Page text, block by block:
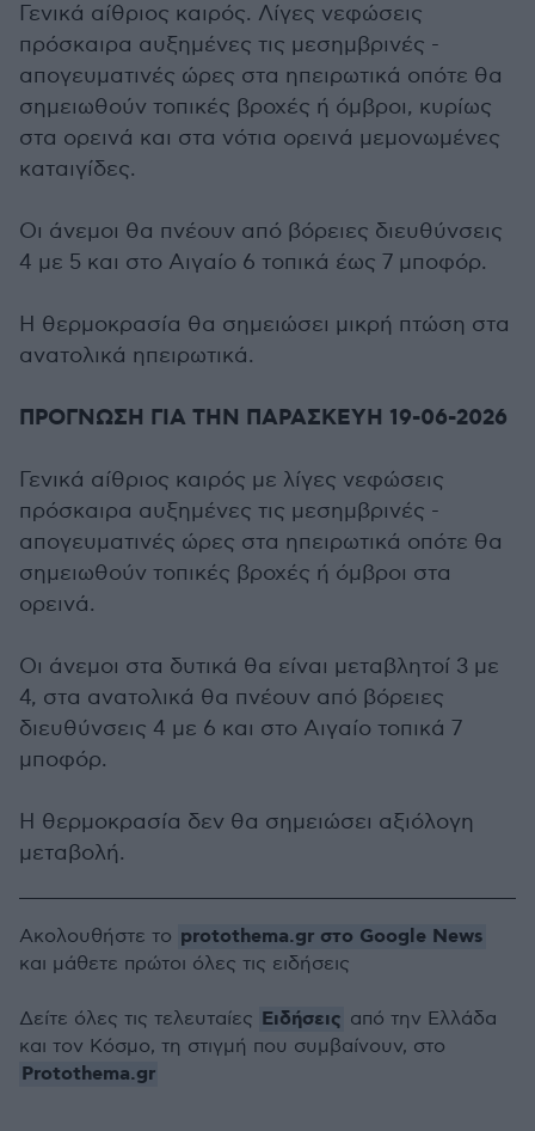
Γενικά αίθριος καιρός. Λίγες νεφώσεις
πρόσκαιρα αυξημένες τις μεσημβρινές -
απογευματινές ώρες στα ηπειρωτικά οπότε θα
σημειωθούν τοπικές βροχές ή όμβροι, κυρίως
στα ορεινά και στα νότια ορεινά μεμονωμένες
καταιγίδες.
Οι άνεμοι θα πνέουν από βόρειες διευθύνσεις
4 με 5 και στο Αιγαίο 6 τοπικά έως 7 μποφόρ.
Η θερμοκρασία θα σημειώσει μικρή πτώση στα
ανατολικά ηπειρωτικά.
ΠΡΟΓΝΩΣΗ ΓΙΑ ΤΗΝ ΠΑΡΑΣΚΕΥΗ 19-06-2026
Γενικά αίθριος καιρός με λίγες νεφώσεις
πρόσκαιρα αυξημένες τις μεσημβρινές -
απογευματινές ώρες στα ηπειρωτικά οπότε θα
σημειωθούν τοπικές βροχές ή όμβροι στα
ορεινά.
Οι άνεμοι στα δυτικά θα είναι μεταβλητοί 3 με
4, στα ανατολικά θα πνέουν από βόρειες
διευθύνσεις 4 με 6 και στο Αιγαίο τοπικά 7
μποφόρ.
Η θερμοκρασία δεν θα σημειώσει αξιόλογη
μεταβολή.
Ακολουθήστε το protothema.gr στο Google News
και μάθετε πρώτοι όλες τις ειδήσεις
Δείτε όλες τις τελευταίες Ειδήσεις από την Ελλάδα
και τον Κόσμο, τη στιγμή που συμβαίνουν, στο
Protothema.gr